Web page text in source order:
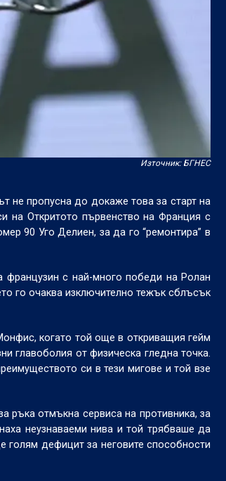
Източник: БГНЕС
не пропусна до докаже това за старт на
на Откритото първенство на Франция с
90 Уго Делиен, за да го “ремонтира” в
французин с най-много победи на Ролан
го очаква изключително тежък сблъсък
когато той още в откриващия гейм
главоболия от физическа гледна точка.
си в тези мигове и той взе
ръка отмъкна сервиса на противника, за
неузнаваеми нива и той трябваше да
голям дефицит за неговите способности